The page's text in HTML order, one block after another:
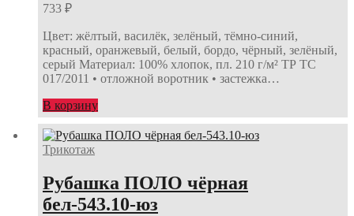
733 ₽
Цвет: жёлтый, василёк, зелёный, тёмно-синий,
красный, оранжевый, белый, бордо, чёрный, зелёный,
серый Материал: 100% хлопок, пл. 210 г/м² ТР ТС
017/2011 • отложной воротник • застежка…
В корзину
Трикотаж
Рубашка ПОЛО чёрная
бел-543.10-юз